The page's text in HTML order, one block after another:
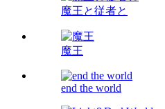
魔王と従者と
魔王
end the world